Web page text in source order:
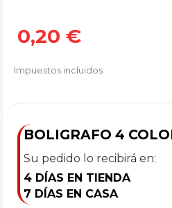
0,20 €
Impuestos incluidos
BOLIGRAFO 4
Su pedido lo recibirá en:
4 DÍAS EN TIENDA
7 DÍAS EN CASA